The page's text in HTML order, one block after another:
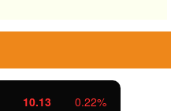
10.13 0.22%